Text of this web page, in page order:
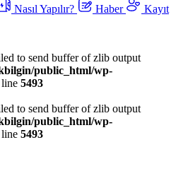
Nasıl Yapılır? Haber
Kayıt
to send buffer of zlib output
public_html/wp-
5493
to send buffer of zlib output
public_html/wp-
5493